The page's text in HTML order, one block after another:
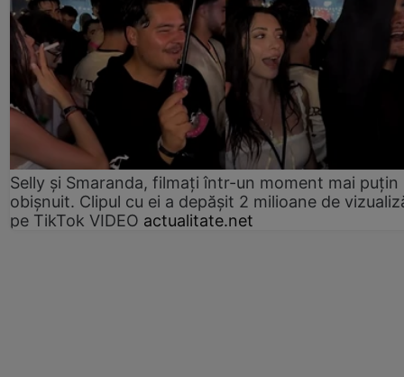
Selly și Smaranda, filmați într-un moment mai puțin
obișnuit. Clipul cu ei a depășit 2 milioane de
pe TikTok VIDEO actualitate.net